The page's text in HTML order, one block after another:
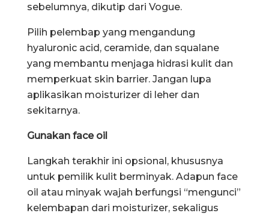
sebelumnya, dikutip dari Vogue.
Pilih pelembap yang mengandung
hyaluronic acid, ceramide, dan squalane
yang membantu menjaga hidrasi kulit dan
memperkuat skin barrier. Jangan lupa
aplikasikan moisturizer di leher dan
sekitarnya.
Gunakan face oil
Langkah terakhir ini opsional, khususnya
untuk pemilik kulit berminyak. Adapun face
oil atau minyak wajah berfungsi “mengunci”
kelembapan dari moisturizer, sekaligus